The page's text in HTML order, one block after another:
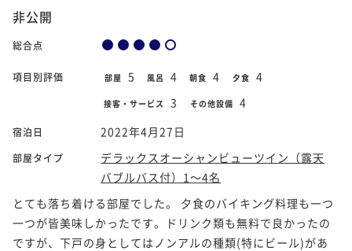
非公開
総合点
項目別評価 部屋 5 風呂 4 朝食 4 夕食 4
接客・サービス 3 その他設備 4
宿泊日 2022年4月27日
部屋タイプ
デラックスオーシャンビューツイン（露天
バブルバス付）1～4名
とても落ち着ける部屋でした。 夕食のバイキング料理も一つ
一つが皆美味しかったです。ドリンク類も無料で良かったの
ですが、下戸の身としてはノンアルの種類(特にビール)があ